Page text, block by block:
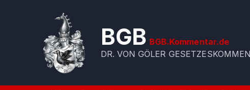
BGB BGB.Kommentar.de
DR. VON GÖLER